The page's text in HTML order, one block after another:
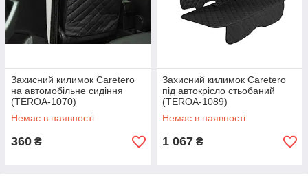
Захисний килимок Caretero
на автомобільне сидіння
(TEROA-1070)
Немає в наявності
360 ₴
Захисний килимок Caretero
під автокрісло стьобаний
(TEROA-1089)
Немає в наявності
1 067 ₴